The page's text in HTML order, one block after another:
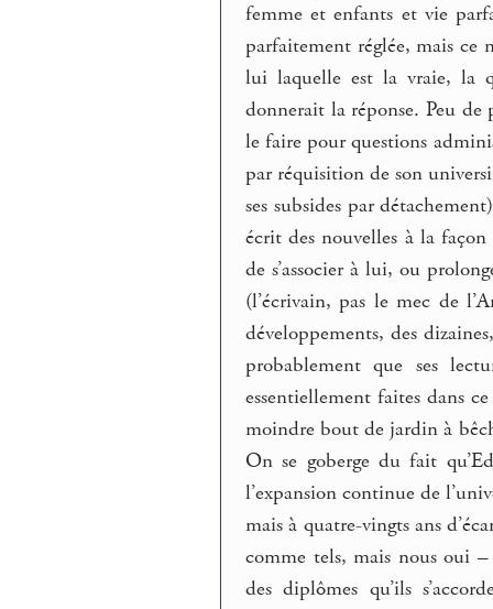
femme et enfants et vie
parfaitement réglée, mais ce
lui laquelle est la vraie, la
donnerait la réponse. Peu
le faire pour questions
par réquisition de son
ses subsides par
écrit des nouvelles à la
de s’associer à lui, ou
(l’écrivain, pas le mec de
développements, des
probablement que ses
essentiellement faites dans
moindre bout de jardin à
On se goberge du fait
l’expansion continue de
mais à quatre-vingts ans
comme tels, mais nous oui –
des diplômes qu’ils